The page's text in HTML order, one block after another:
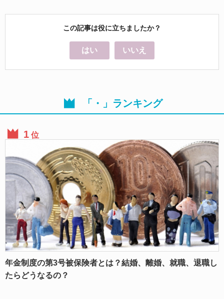
この記事は役に立ちましたか？
はい いいえ
「・」ランキング
位
年金制度の第3号被保険者とは？結婚、離婚、就職、退職し
たらどうなるの？